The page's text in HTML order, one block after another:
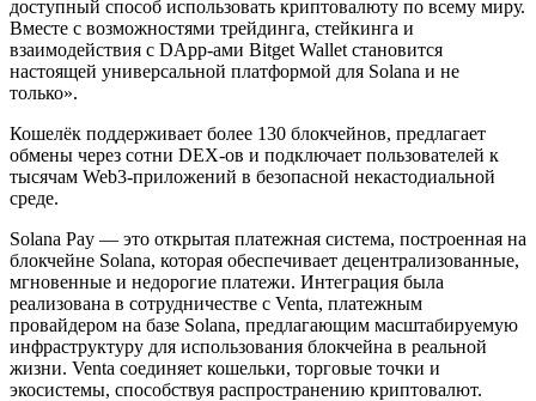
доступный способ использовать криптовалюту по всему миру.
Вместе с возможностями трейдинга, стейкинга и
взаимодействия с DApp-ами Bitget Wallet становится
настоящей универсальной платформой для Solana и не
только».
Кошелёк поддерживает более 130 блокчейнов, предлагает
обмены через сотни DEX-ов и подключает пользователей к
тысячам Web3-приложений в безопасной некастодиальной
среде.
Solana Pay — это открытая платежная система, построенная на
блокчейне Solana, которая обеспечивает децентрализованные,
мгновенные и недорогие платежи. Интеграция была
реализована в сотрудничестве с Venta, платежным
провайдером на базе Solana, предлагающим масштабируемую
инфраструктуру для использования блокчейна в реальной
жизни. Venta соединяет кошельки, торговые точки и
экосистемы, способствуя распространению криптовалют.